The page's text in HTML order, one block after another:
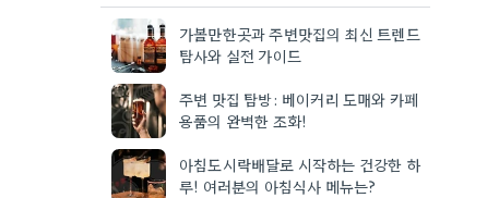
가볼만한곳과 주변맛집의 최신 트렌드
탐사와 실전 가이드
주변 맛집 탐방: 베이커리 도매와 카페
용품의 완벽한 조화!
아침도시락배달로 시작하는 건강한 하
루! 여러분의 아침식사 메뉴는?